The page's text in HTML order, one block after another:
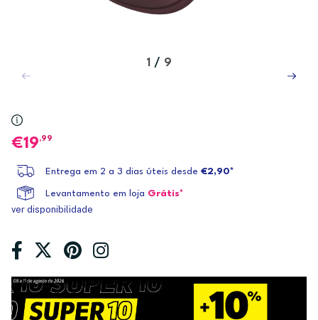
1 / 9
19,99
Entrega em 2 a 3 dias úteis desde €2,90*
Levantamento em loja Grátis*
ver disponibilidade